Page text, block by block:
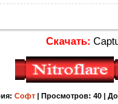
Скачать:
: Софт Просмотров: 40